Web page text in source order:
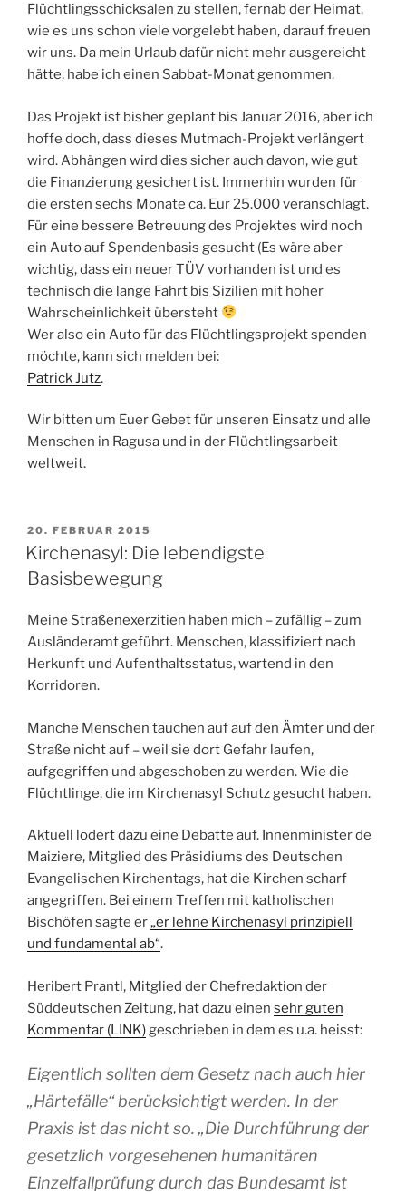
Flüchtlingsschicksalen zu stellen, fernab der Heimat,
wie es uns schon viele vorgelebt haben, darauf freuen
wir uns. Da mein Urlaub dafür nicht mehr ausgereicht
hätte, habe ich einen Sabbat-Monat genommen.
Das Projekt ist bisher geplant bis Januar 2016, aber ich
hoffe doch, dass dieses Mutmach-Projekt verlängert
wird. Abhängen wird dies sicher auch davon, wie gut
die Finanzierung gesichert ist. Immerhin wurden für
die ersten sechs Monate ca. Eur 25.000 veranschlagt.
Für eine bessere Betreuung des Projektes wird noch
ein Auto auf Spendenbasis gesucht (Es wäre aber
wichtig, dass ein neuer TÜV vorhanden ist und es
technisch die lange Fahrt bis Sizilien mit hoher
Wahrscheinlichkeit übersteht
Wer also ein Auto für das Flüchtlingsprojekt spenden
möchte, kann sich melden bei:
Patrick Jutz.
Wir bitten um Euer Gebet für unseren Einsatz und alle
Menschen in Ragusa und in der Flüchtlingsarbeit
weltweit.
VERÖFFENTLICHT
AM
20. FEBRUAR 2015
Kirchenasyl: Die lebendigste
Basisbewegung
Meine Straßenexerzitien haben mich – zufällig – zum
Ausländeramt geführt. Menschen, klassifiziert nach
Herkunft und Aufenthaltsstatus, wartend in den
Korridoren.
Manche Menschen tauchen auf auf den Ämter und der
Straße nicht auf – weil sie dort Gefahr laufen,
aufgegriffen und abgeschoben zu werden. Wie die
Flüchtlinge, die im Kirchenasyl Schutz gesucht haben.
Aktuell lodert dazu eine Debatte auf. Innenminister de
Maiziere, Mitglied des Präsidiums des Deutschen
Evangelischen Kirchentags, hat die Kirchen scharf
angegriffen. Bei einem Treffen mit katholischen
Bischöfen sagte er„er lehne Kirchenasyl prinzipiell
und fundamental ab“.
Heribert Prantl, Mitglied der Chefredaktion der
Süddeutschen Zeitung, hat dazu einen sehr guten
Kommentar (LINK)geschrieben in dem es u.a. heisst:
Eigentlich sollten dem Gesetz nach auch hier
„Härtefälle“ berücksichtigt werden. In der
Praxis ist das nicht so. „Die Durchführung der
gesetzlich vorgesehenen humanitären
Einzelfallprüfung durch das Bundesamt ist